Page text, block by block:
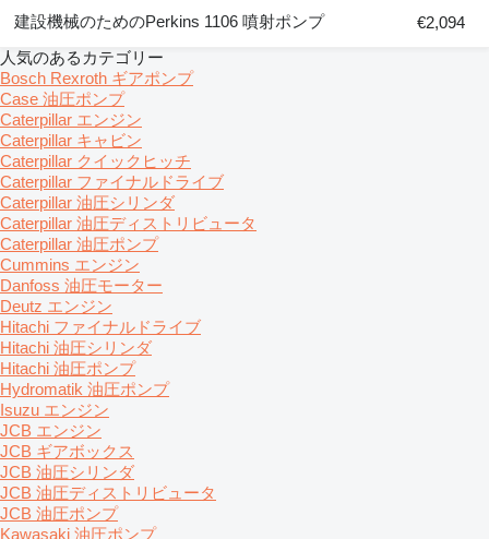
建設機械のためのPerkins 1106 噴射ポンプ
€2,094
人気のあるカテゴリー
Bosch Rexroth ギアポンプ
Case 油圧ポンプ
Caterpillar エンジン
Caterpillar キャビン
Caterpillar クイックヒッチ
Caterpillar ファイナルドライブ
Caterpillar 油圧シリンダ
Caterpillar 油圧ディストリビュータ
Caterpillar 油圧ポンプ
Cummins エンジン
Danfoss 油圧モーター
Deutz エンジン
Hitachi ファイナルドライブ
Hitachi 油圧シリンダ
Hitachi 油圧ポンプ
Hydromatik 油圧ポンプ
Isuzu エンジン
JCB エンジン
JCB ギアボックス
JCB 油圧シリンダ
JCB 油圧ディストリビュータ
JCB 油圧ポンプ
Kawasaki 油圧ポンプ